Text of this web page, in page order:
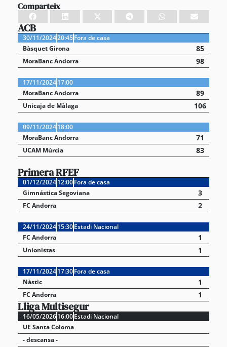
Comparteix
ACB
30/11/202420:45Fora de casa
Bàsquet Girona
85
MoraBanc Andorra 98
17/11/202417:00
MoraBanc Andorra
89
Unicaja de Màlaga 106
09/11/202418:00
MoraBanc Andorra
71
UCAM Múrcia 83
Primera RFEF
01/12/202412:00Fora de casa
Gimnástica Segoviana
3
FC Andorra 2
24/11/202415:30Estadi Nacional
FC Andorra
1
Unionistas 1
17/11/202417:30Fora de casa
Nàstic
1
FC Andorra 1
Lliga Multisegur
16/05/202616:00Estadi Nacional
UE Santa Coloma
- descansa -